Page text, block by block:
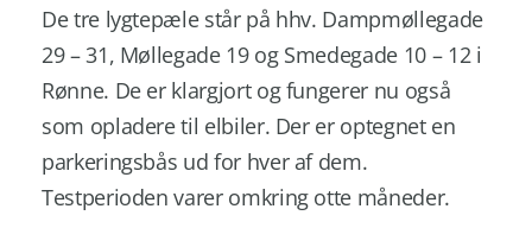
De tre lygtepæle står på hhv. Dampmøllegade
29 – 31, Møllegade 19 og Smedegade 10 – 12 i
Rønne. De er klargjort og fungerer nu også
som opladere til elbiler. Der er optegnet en
parkeringsbås ud for hver af dem.
Testperioden varer omkring otte måneder.